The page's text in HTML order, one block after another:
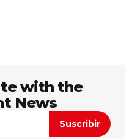
electrónico no será
obligatorios están
with the
News
Suscribir